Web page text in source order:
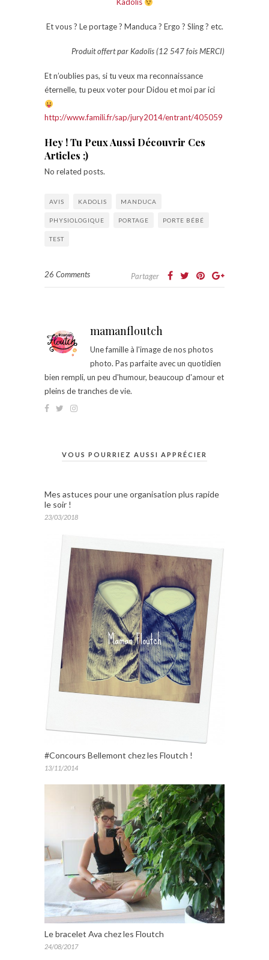
Kadolis
Et vous ? Le portage ? Manduca ? Ergo ? Sling ? etc.
Produit offert par Kadolis (12 547 fois MERCI)
Et n’oublies pas, si tu veux ma reconnaissance
éternelle, tu peux voter pour Didou et moi par ici
http://www.famili.fr/sap/jury2014/entrant/405059
Hey ! Tu Peux Aussi Découvrir Ces
Articles ;)
No related posts.
AVIS KADOLIS MANDUCA
PHYSIOLOGIQUE PORTAGE PORTE BÉBÉ
TEST
26 Comments Partager
mamanfloutch
Une famille à l'image de nos photos
photo. Pas parfaite avec un quotidien
bien rempli, un peu d'humour, beaucoup d'amour et
pleins de tranches de vie.
VOUS POURRIEZ AUSSI APPRÉCIER
Mes astuces pour une organisation plus rapide
le soir !
23/03/2018
#Concours Bellemont chez les Floutch !
13/11/2014
Le bracelet Ava chez les Floutch
24/08/2017